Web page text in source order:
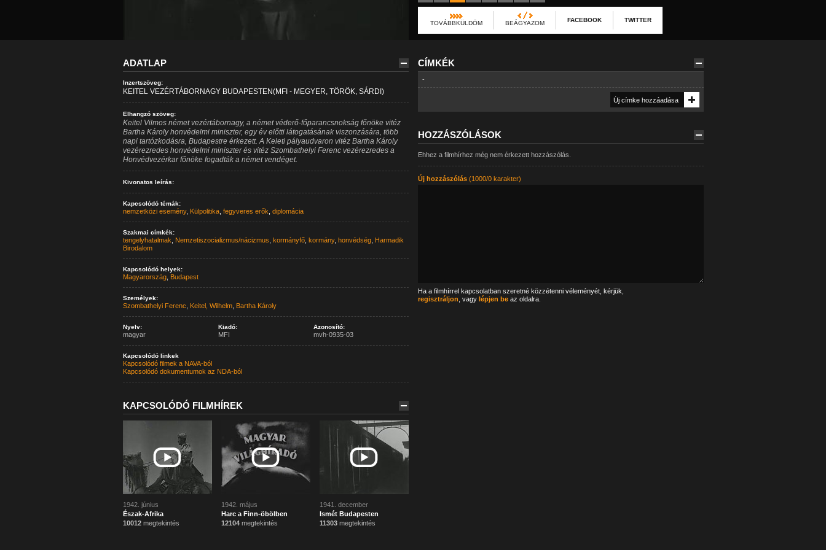
TOVÁBBKÜLDÖM BEÁGYAZOM FACEBOOK TWITTER
ADATLAP
Inzertszöveg:
KEITEL VEZÉRTÁBORNAGY BUDAPESTEN(MFI - MEGYER, TÖRÖK, SÁRDI)
Elhangzó szöveg:
Keitel Vilmos német vezértábornagy, a német véderő-főparancsnokság főnöke vitéz
Bartha Károly honvédelmi miniszter, egy év előtti látogatásának viszonzására, több
napi tartózkodásra, Budapestre érkezett. A Keleti pályaudvaron vitéz Bartha Károly
vezérezredes honvédelmi miniszter és vitéz Szombathelyi Ferenc vezérezredes a
Honvédvezérkar főnöke fogadták a német vendéget.
Kivonatos leírás:
Kapcsolódó témák:
nemzetközi esemény, Külpolitika, fegyveres erők diplomácia
Szakmai címkék:
tengelyhatalmak Nemzetiszocializmus/nácizmus kormányfő, kormány, honvédség, Harmadik
Birodalom
Kapcsolódó helyek:
Magyarország, Budapest
Személyek:
Szombathelyi Ferenc Keitel, Wilhelm, Bartha Károly
Nyelv:
magyar
Kiadó:
MFI
Azonosító:
mvh-0935-03
Kapcsolódó linkek
Kapcsolódó filmek a NAVA-ból
Kapcsolódó dokumentumok az NDA-ból
KAPCSOLÓDÓ FILMHÍREK
1942. június
Észak-Afrika
10012megtekintés
1942. május
Harc a Finn-öbölben
12104megtekintés
1941. december
Ismét Budapesten
11303megtekintés
CÍMKÉK
-
HOZZÁSZÓLÁSOK
Ehhez a filmhírhez még nem érkezett hozzászólás.
Új hozzászólás(1000/0 karakter)
Ha a filmhírrel kapcsolatban szeretné közzétenni véleményét, kérjük,
regisztráljon , vagy lépjen beaz oldalra.